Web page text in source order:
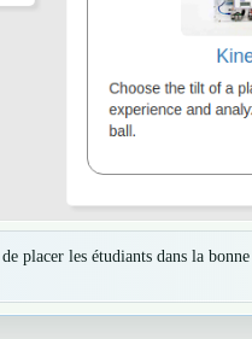
placer les étudiants dans la